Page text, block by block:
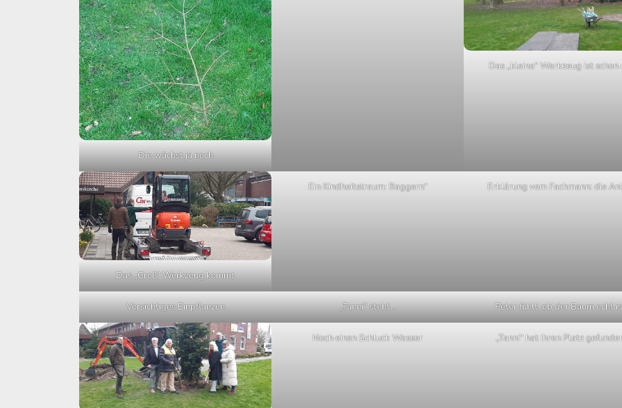
Die wächst ja noch
Das „kleine“ Werkzeug ist schon
Das „Groß“ Werkzeug kommt
Ein Kindheitstraum: Baggern“ Erklärung vom Fachmann: die
Vorsichtiges Einpflanzen „Tanni“ steht… Peter fühlt, ob der Baum echt
Noch einen Schluck Wasser „Tanni“ hat ihren Platz